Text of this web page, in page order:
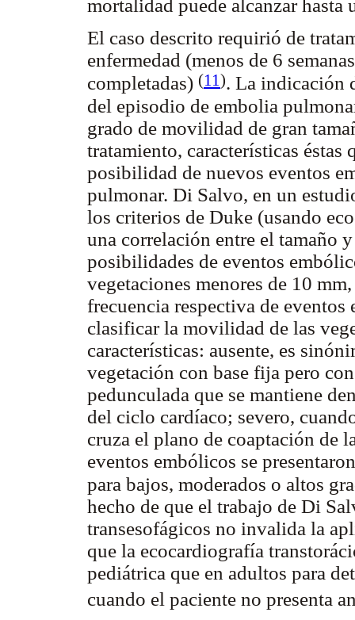
mortalidad puede alcanzar hasta
El caso descrito requirió de
enfermedad (menos de 6
completadas) (11). La indicación
del episodio de embolia
grado de movilidad de gran
tratamiento, características éstas
posibilidad de nuevos eventos
pulmonar. Di Salvo, en un
los criterios de Duke (usando
una correlación entre el tamaño
posibilidades de eventos
vegetaciones menores de 10
frecuencia respectiva de
clasificar la movilidad de las
características: ausente, es
vegetación con base fija pero
pedunculada que se mantiene
del ciclo cardíaco; severo,
cruza el plano de coaptación de
eventos embólicos se
para bajos, moderados o altos
hecho de que el trabajo de Di
transesofágicos no invalida la
que la ecocardiografía
pediátrica que en adultos para
cuando el paciente no presenta